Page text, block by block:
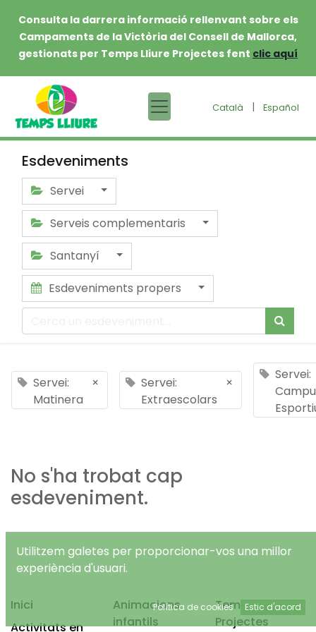
Consulta la darrera informació rellenvant sobre els
Campaments de la Victòria del Consell de Mallorca,
gestionats per Temps Lliure Projectes fent clic aquí
Català | Español
Esdeveniments
Servei
Serveis complementaris
Santanyí
Esdeveniments propers
Servei:
Matinera
×
Servei:
Extraescolars
×
Servei:
No s'ha trobat cap
esdeveniment.
Inici
Activitats en
Animacions
infantils
Temps Lliure
Projectes
Utilitzem galetes per proporcionar-vos una millor
experiència d'usuari.
Política de cookies Estic d'acord